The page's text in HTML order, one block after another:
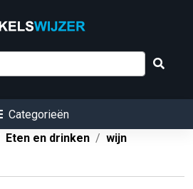
Categorieën
Eten en drinken
wijn